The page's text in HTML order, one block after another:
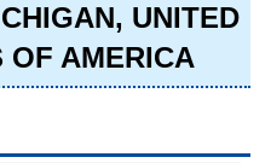
UNITED
OF AMERICA